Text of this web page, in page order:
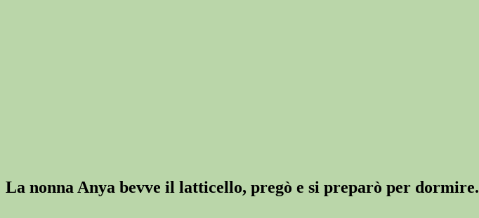
La nonna Anya bevve il latticello, pregò e si preparò per dormire.